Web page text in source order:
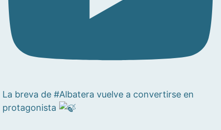
La breva de #Albatera vuelve a convertirse en
protagonista